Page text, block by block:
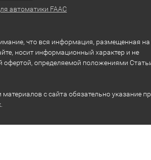
автоматики FAAC
что вся информация, размещенная на
носит информационный характер и не
офертой, определяемой положениями
с сайта обязательно указание